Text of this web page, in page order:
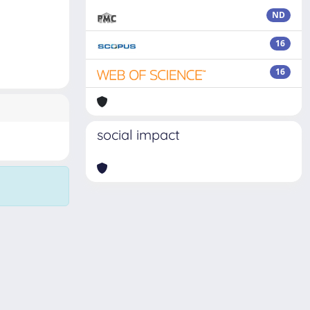
ND
16
16
social impact